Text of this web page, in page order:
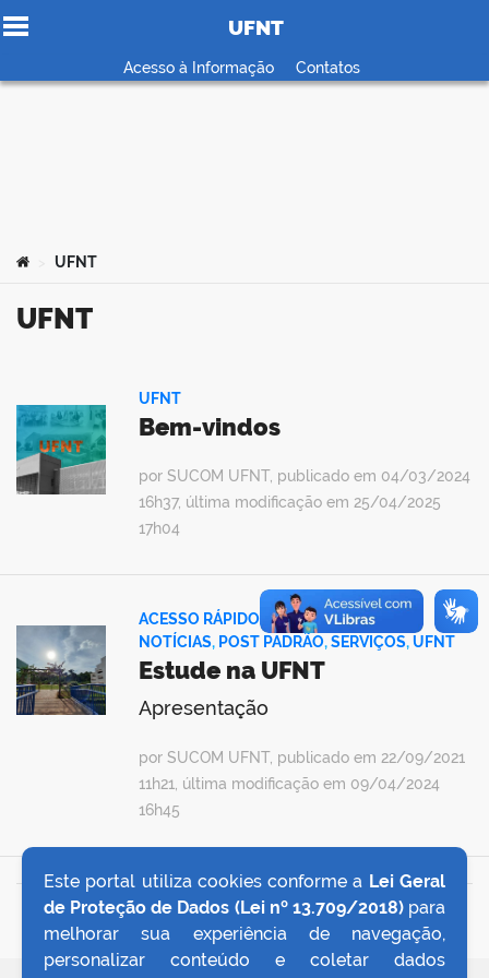
Ir para o conteúdo
UFNT
Acesso à Informação Contatos
Você está aqui:
UFNT
UFNT
UFNT
Bem-vindos
por SUCOM UFNT, publicado em 04/03/2024
16h37, última modificação em 25/04/2025
17h04
ACESSO RÁPIDO ASSUNTOS EM ALTA
NOTÍCIAS, POST PADRÃO,SERVIÇOS,UFNT
Estude na UFNT
Apresentação
por SUCOM UFNT, publicado em 22/09/2021
11h21, última modificação em 09/04/2024
16h45
VOLTAR AO TOPO
Este portal utiliza cookies conforme a Lei Geral
de Proteção de Dados (Lei nº 13.709/2018)para
melhorar sua experiência de navegação,
personalizar conteúdo e coletar dados